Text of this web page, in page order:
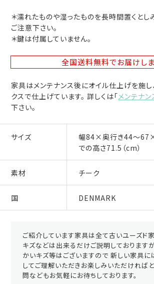
＊濡れたものや湿ったものを長時間置くとし
ご注意下さい。
＊鍵は付属していません。
全国送料無料でお届けし
家具はメンテナンス後にオイル仕上げを施し
クスで仕上げています。 詳しくは「メンテナ
下さい。
サイズ
幅84×奥行き44～
での高さ71.5（cm）
素材 チーク
国 DENMARK
ご紹介しています家具は全て古いユーズド
キズなどは出来るだけご説明しております
かいキズ等はございますので 新しい家具
してご理解いただきお楽しみいただければ
問などもお気軽にお待ちしております。